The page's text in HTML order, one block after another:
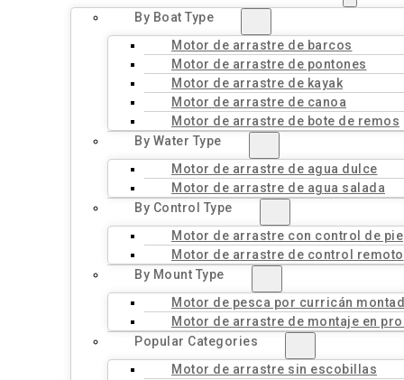
By Boat Type
Motor de arrastre de barcos
Motor de arrastre de pontones
Motor de arrastre de kayak
Motor de arrastre de canoa
Motor de arrastre de bote de remos
By Water Type
Motor de arrastre de agua dulce
Motor de arrastre de agua salada
By Control Type
Motor de arrastre con control de pie
Motor de arrastre de control remoto
By Mount Type
Motor de pesca por curricán
Motor de arrastre de montaje en
Popular Categories
Motor de arrastre sin escobillas